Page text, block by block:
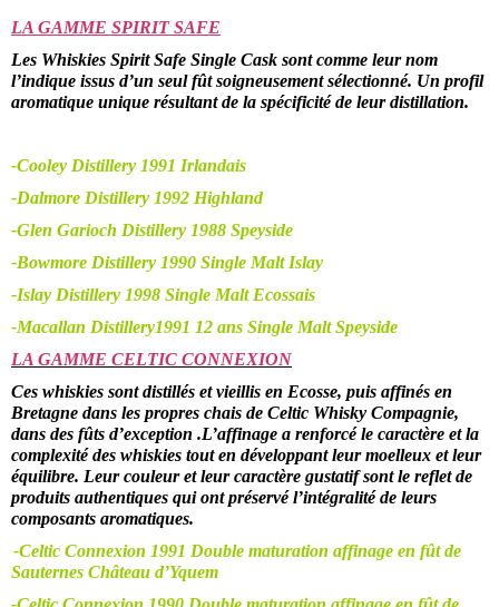
LA GAMME SPIRIT SAFE
Les Whiskies Spirit Safe Single Cask sont comme leur nom
l’indique issus d’un seul fût soigneusement sélectionné. Un profil
aromatique unique résultant de la spécificité de leur distillation.
-Cooley Distillery 1991 Irlandais
-Dalmore Distillery 1992 Highland
-Glen Garioch Distillery 1988 Speyside
-Bowmore Distillery 1990 Single Malt Islay
-Islay Distillery 1998 Single Malt Ecossais
-Macallan Distillery1991 12 ans Single Malt Speyside
LA GAMME CELTIC CONNEXION
Ces whiskies sont distillés et vieillis en Ecosse, puis affinés en
Bretagne dans les propres chais de Celtic Whisky Compagnie,
dans des fûts d’exception .L’affinage a renforcé le caractère et la
complexité des whiskies tout en développant leur moelleux et leur
équilibre. Leur couleur et leur caractère gustatif sont le reflet de
produits authentiques qui ont préservé l’intégralité de leurs
composants aromatiques.
-Celtic Connexion 1991 Double maturation affinage en fût de
Sauternes Château d’Yquem